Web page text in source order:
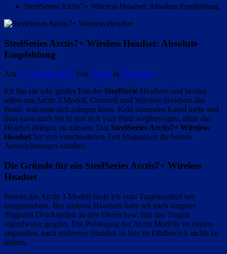
SteelSeries Arctis7+ Wireless Headset: Absolute Empfehlung
SteelSeries Arctis7+ Wireless Headset: Absolute
Empfehlung
Am 17. Februar 2022 Von Stefan In Hardware
Ich bin ein sehr großer Fan der SteelSerie Headsets und besitze
selbst das Arctis 3 Modell. Generell sind Wireless Headsets das
Beste, was man sich zulegen kann. Kein störendes Kabel mehr und
man kann auch leicht mal sich vom Platz wegbewegen, ohne das
Headset ablegen zu müssen. Das SteelSeries Arctis7+ Wireless
Headset hat von verschiedenen Test Magazinen die besten
Auszeichnungen erhalten.
Die Gründe für ein SteelSeries Arctis7+ Wireless
Headset
Bereits das Arctis 3 Modell finde ich vom Tragekomfort her
ausgezeichnet. Bei anderen Headsets hatte ich nach längerer
Tragezeit Druckstellen an den Ohren bzw. hab das Tragen
irgendwann gespürt. Die Polsterung der Arctis Modelle ist extrem
angenehm, nach mehreren Stunden ist hier im Ohrbereich nichts zu
spüren.